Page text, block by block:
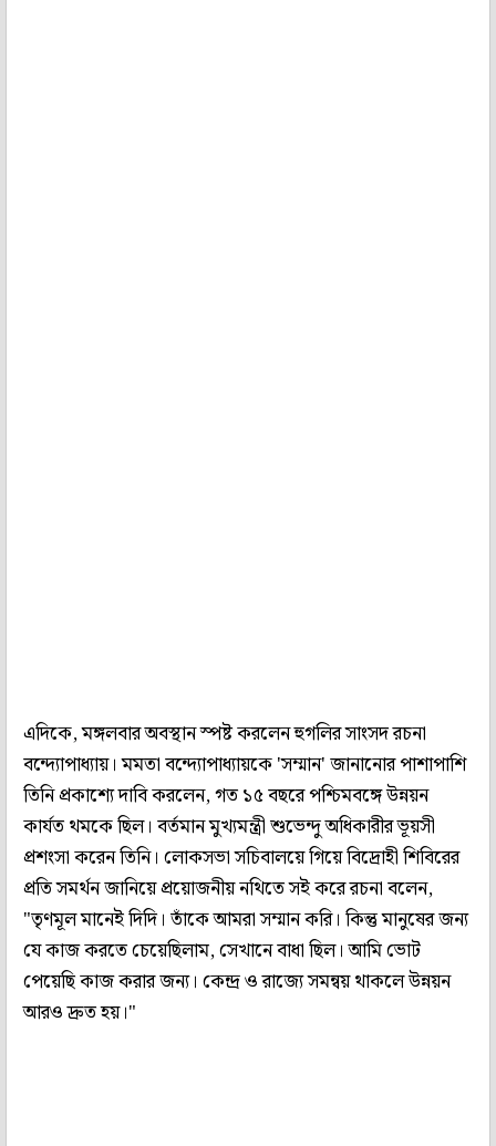
এদিকে, মঙ্গলবার অবস্থান স্পষ্ট করলেন হুগলির সাংসদ রচনা
বন্দ্যোপাধ্যায়। মমতা বন্দ্যোপাধ্যায়কে 'সম্মান' জানানোর পাশাপাশি
তিনি প্রকাশ্যে দাবি করলেন, গত ১৫ বছরে পশ্চিমবঙ্গে উন্নয়ন
কার্যত থমকে ছিল। বর্তমান মুখ্যমন্ত্রী শুভেন্দু অধিকারীর ভূয়সী
প্রশংসা করেন তিনি। লোকসভা সচিবালয়ে গিয়ে বিদ্রোহী শিবিরের
প্রতি সমর্থন জানিয়ে প্রয়োজনীয় নথিতে সই করে রচনা বলেন,
"তৃণমূল মানেই দিদি। তাঁকে আমরা সম্মান করি। কিন্তু মানুষের জন্য
যে কাজ করতে চেয়েছিলাম, সেখানে বাধা ছিল। আমি ভোট
পেয়েছি কাজ করার জন্য। কেন্দ্র ও রাজ্যে সমন্বয় থাকলে উন্নয়ন
আরও দ্রুত হয়।"